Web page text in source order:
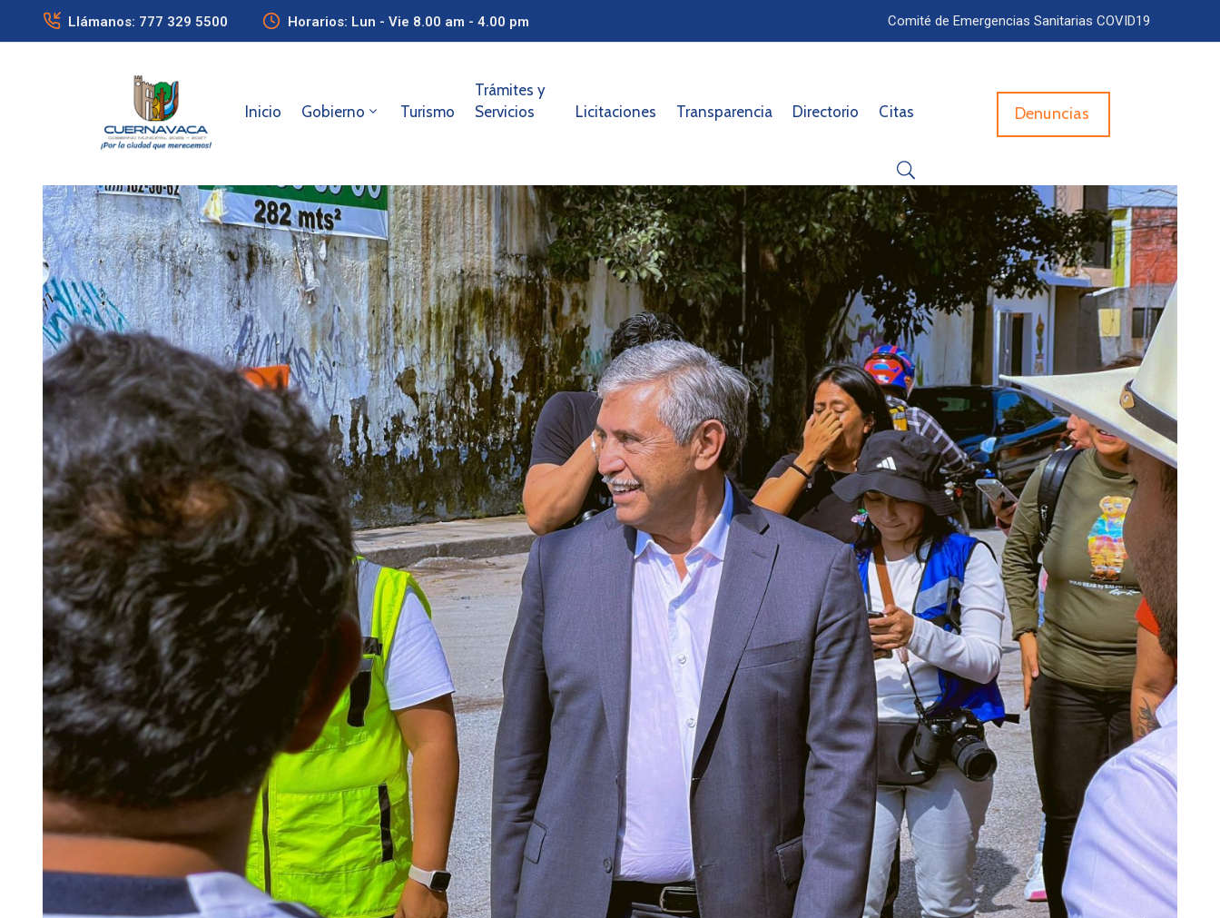
Llámanos: 777 329 5500 Horarios: Lun - Vie 8.00 am - 4.00 pm Comité de Emergencias Sanitarias COVID19
Inicio Gobierno Turismo
Trámites y
Servicios
Licitaciones Transparencia Directorio Citas Denuncias